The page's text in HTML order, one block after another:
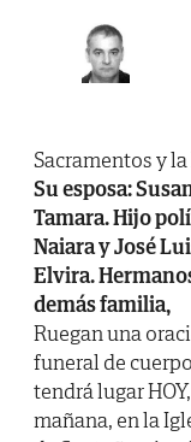
Sacramentos y
Su esposa:
Tamara. Hijo
Naiara y José
Elvira.
demás familia,
Ruegan una
funeral de
tendrá lugar
mañana, en la